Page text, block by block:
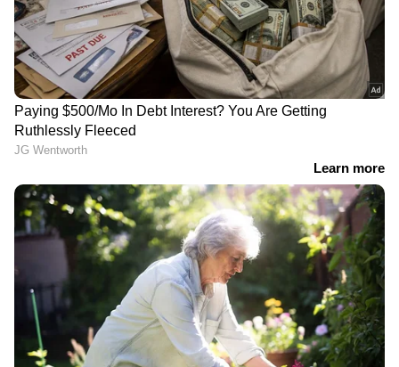
ഭാരവാഹികൾ അറിയിച്ചു.
നാട്ടിലെ ജനകീയ സമിതിയിൽ പൊതുമരാമത്ത്
വകുപ്പ് മന്ത്രി മുഹമ്മദ് റിയാസും കേന്ദ്ര
വിദേശകാര്യ സഹമന്ത്രി വി. മുരളീധരനും മുഖ്യ
രക്ഷാധികാരികളായിട്ടുള്ള നാട്ടിലെ ജനകീയ
സമിതിയിൽ എം.പിമാരായ എം.കെ. രാഘവൻ,
ഇ.ടി. മുഹമ്മദ് ബഷീർ, എം.പി. അബ്ദുൽ സമദ്
സമദാനി, എളമരം കരീം, പി.വി. അബ്ദുൽ
വഹാബ്, എം.എൽ.എമാരായ പി.കെ.
കുഞ്ഞാലികുട്ടി, ഡോ. എം.കെ. മുനീർ,
മുനവ്വറലി ശിഹാബ് തങ്ങൾ, എം.സി. മായിൻ
ഹാജി, ഉമർ പാണ്ടികശാല, വി.കെ.സി. മമ്മദ്
കോയ, ബുഷ്‌റ റഫീഖ്, അഡ്വ. പി.എം. നിയാസ്,